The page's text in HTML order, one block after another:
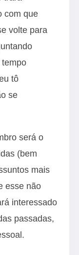
com que
volte para
tô
se
será o
(bem
mais
esse não
interessado
passadas,